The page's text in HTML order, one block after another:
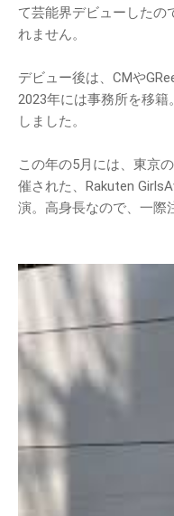
て芸能界デビューしたの
れません。
デビュー後は、CMや
2023年には事務所を移
しました。
この年の5月には、東京
催された、Rakuten
演。高身長なので、一際